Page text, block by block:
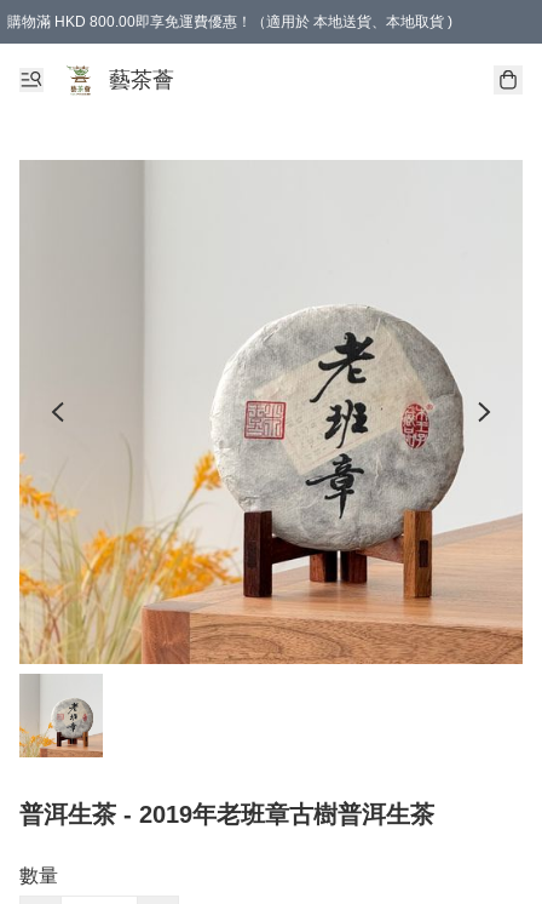
購物滿 HKD 800.00即享免運費優惠！（適用於 本地送貨、本地取貨 )
藝茶薈
普洱生茶 - 2019年老班章古樹普洱生茶
數量